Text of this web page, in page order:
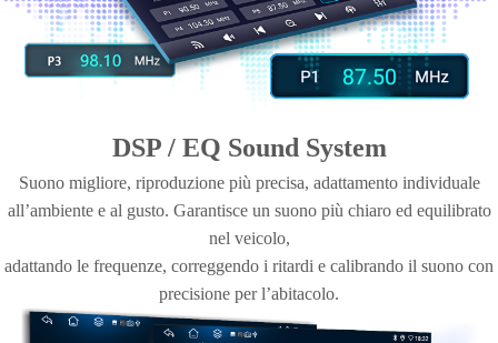
display. Accessibile in tutti i paesi UE.
DSP / EQ Sound System